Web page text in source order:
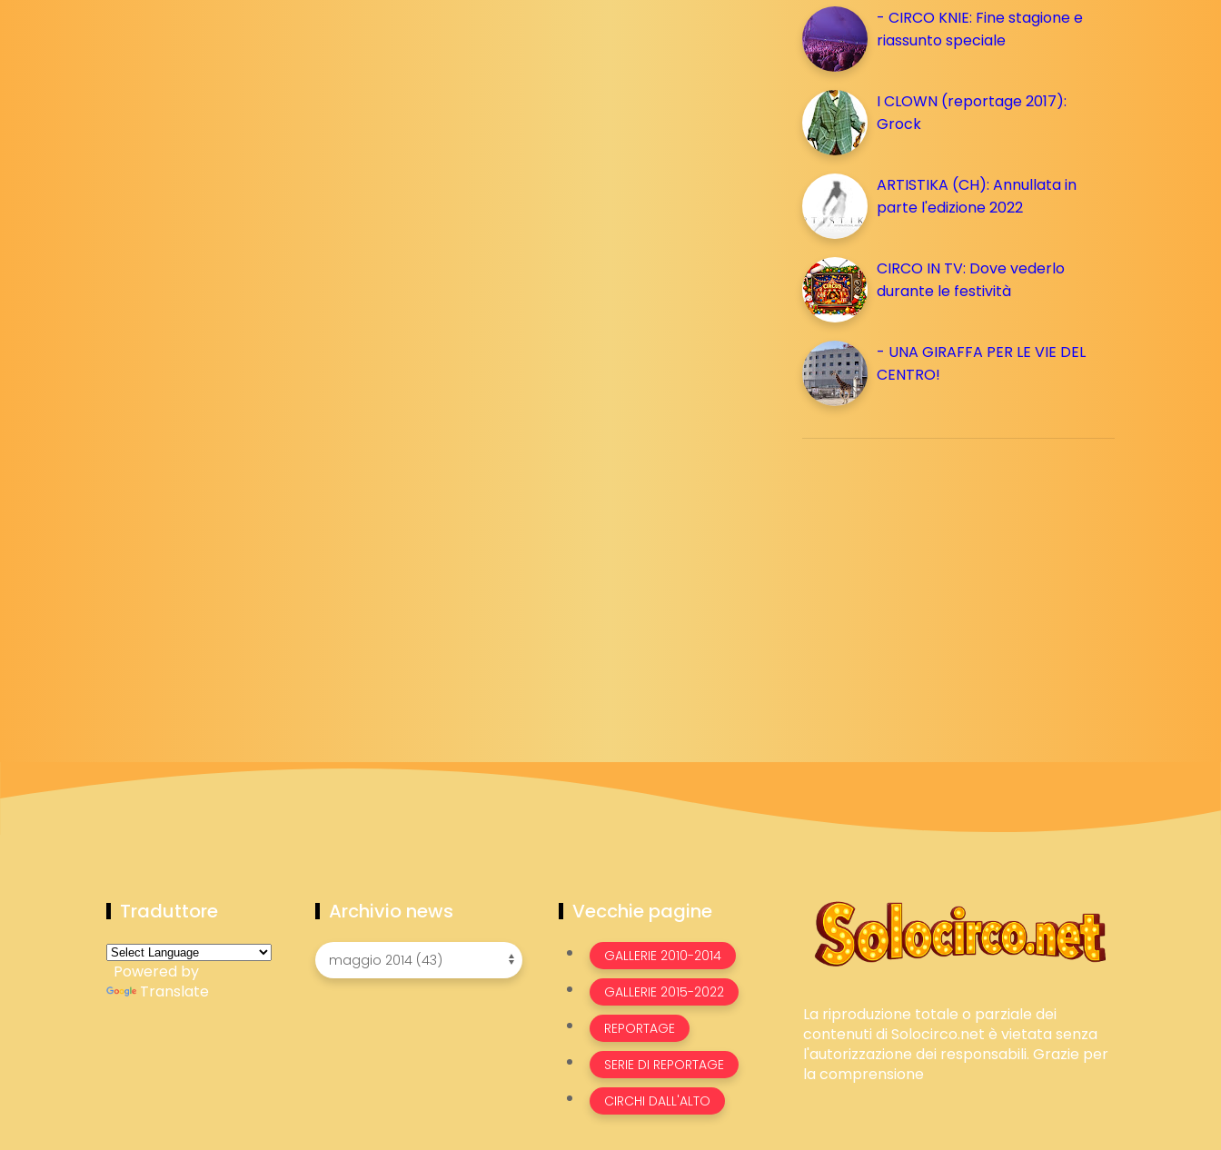
- CIRCO KNIE: Fine stagione e
riassunto speciale
I CLOWN (reportage 2017):
Grock
ARTISTIKA (CH): Annullata in
parte l'edizione 2022
CIRCO IN TV: Dove vederlo
durante le festività
- UNA GIRAFFA PER LE VIE DEL
CENTRO!
Traduttore
Powered by
Translate
Archivio news Vecchie pagine
GALLERIE 2010-2014
GALLERIE 2015-2022
REPORTAGE
SERIE DI REPORTAGE
CIRCHI DALL'ALTO
La riproduzione totale o parziale dei
contenuti di Solocirco.net è vietata senza
l'autorizzazione dei responsabili. Grazie per
la comprensione